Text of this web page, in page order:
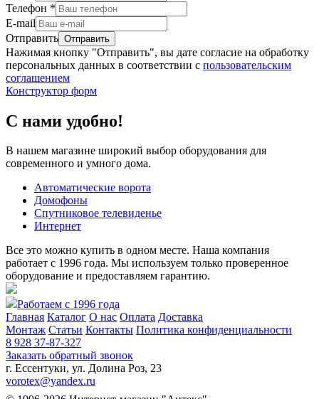
Телефон *
E-mail
Отправить
Нажимая кнопку "Отправить", вы дате согласие на обработку
персональных данных в соответствии с пользовательским
соглашением
Конструктор форм
С нами удобно!
В нашем магазине широкий выбор оборудования для
современного и умного дома.
Автоматические ворота
Домофоны
Спутниковое телевиденье
Интернет
Все это можно купить в одном месте. Наша компания
работает с 1996 года. Мы используем только проверенное
оборудование и предоставляем гарантию.
Работаем с 1996 года
Главная Каталог О нас Оплата Доставка
Монтаж Статьи Контакты Политика конфиденциальности
8 928 37-87-327
Заказать обратный звонок
г. Ессентуки, ул. Долина Роз, 23
vorotex@yandex.ru